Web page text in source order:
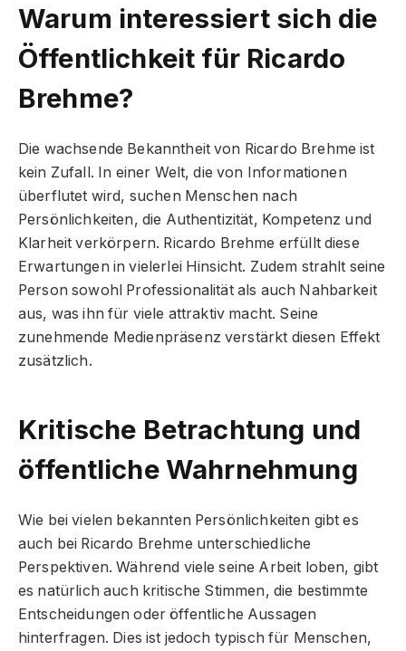
Warum interessiert sich die
Öffentlichkeit für Ricardo
Brehme?
Die wachsende Bekanntheit von Ricardo Brehme ist
kein Zufall. In einer Welt, die von Informationen
überflutet wird, suchen Menschen nach
Persönlichkeiten, die Authentizität, Kompetenz und
Klarheit verkörpern. Ricardo Brehme erfüllt diese
Erwartungen in vielerlei Hinsicht. Zudem strahlt seine
Person sowohl Professionalität als auch Nahbarkeit
aus, was ihn für viele attraktiv macht. Seine
zunehmende Medienpräsenz verstärkt diesen Effekt
zusätzlich.
Kritische Betrachtung und
öffentliche Wahrnehmung
Wie bei vielen bekannten Persönlichkeiten gibt es
auch bei Ricardo Brehme unterschiedliche
Perspektiven. Während viele seine Arbeit loben, gibt
es natürlich auch kritische Stimmen, die bestimmte
Entscheidungen oder öffentliche Aussagen
hinterfragen. Dies ist jedoch typisch für Menschen,